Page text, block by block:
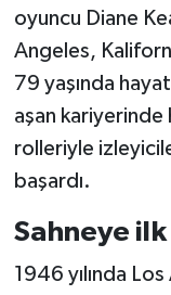
oyuncu Diane
Angeles,
79 yaşında
aşan
rolleriyle
başardı.
Sahneye ilk
1946 yılında